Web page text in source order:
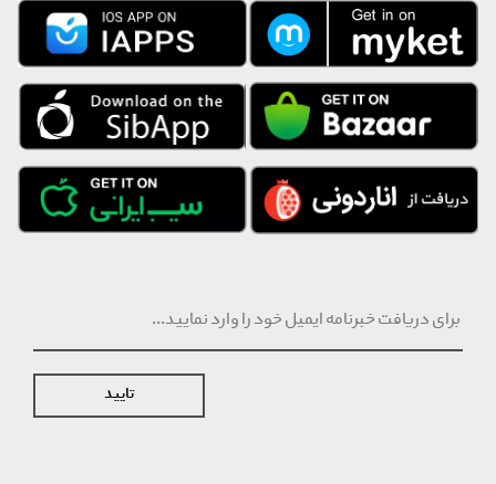
تایید